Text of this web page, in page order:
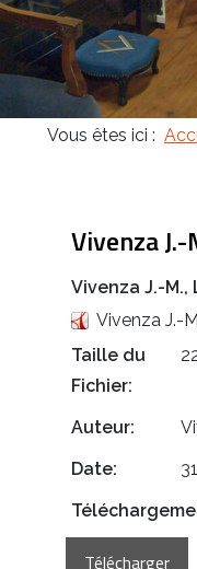
Vous êtes ici :
Vivenza
Vivenza J.-
Vivenza J.-
Taille du
Fichier:
Auteur:
Date: